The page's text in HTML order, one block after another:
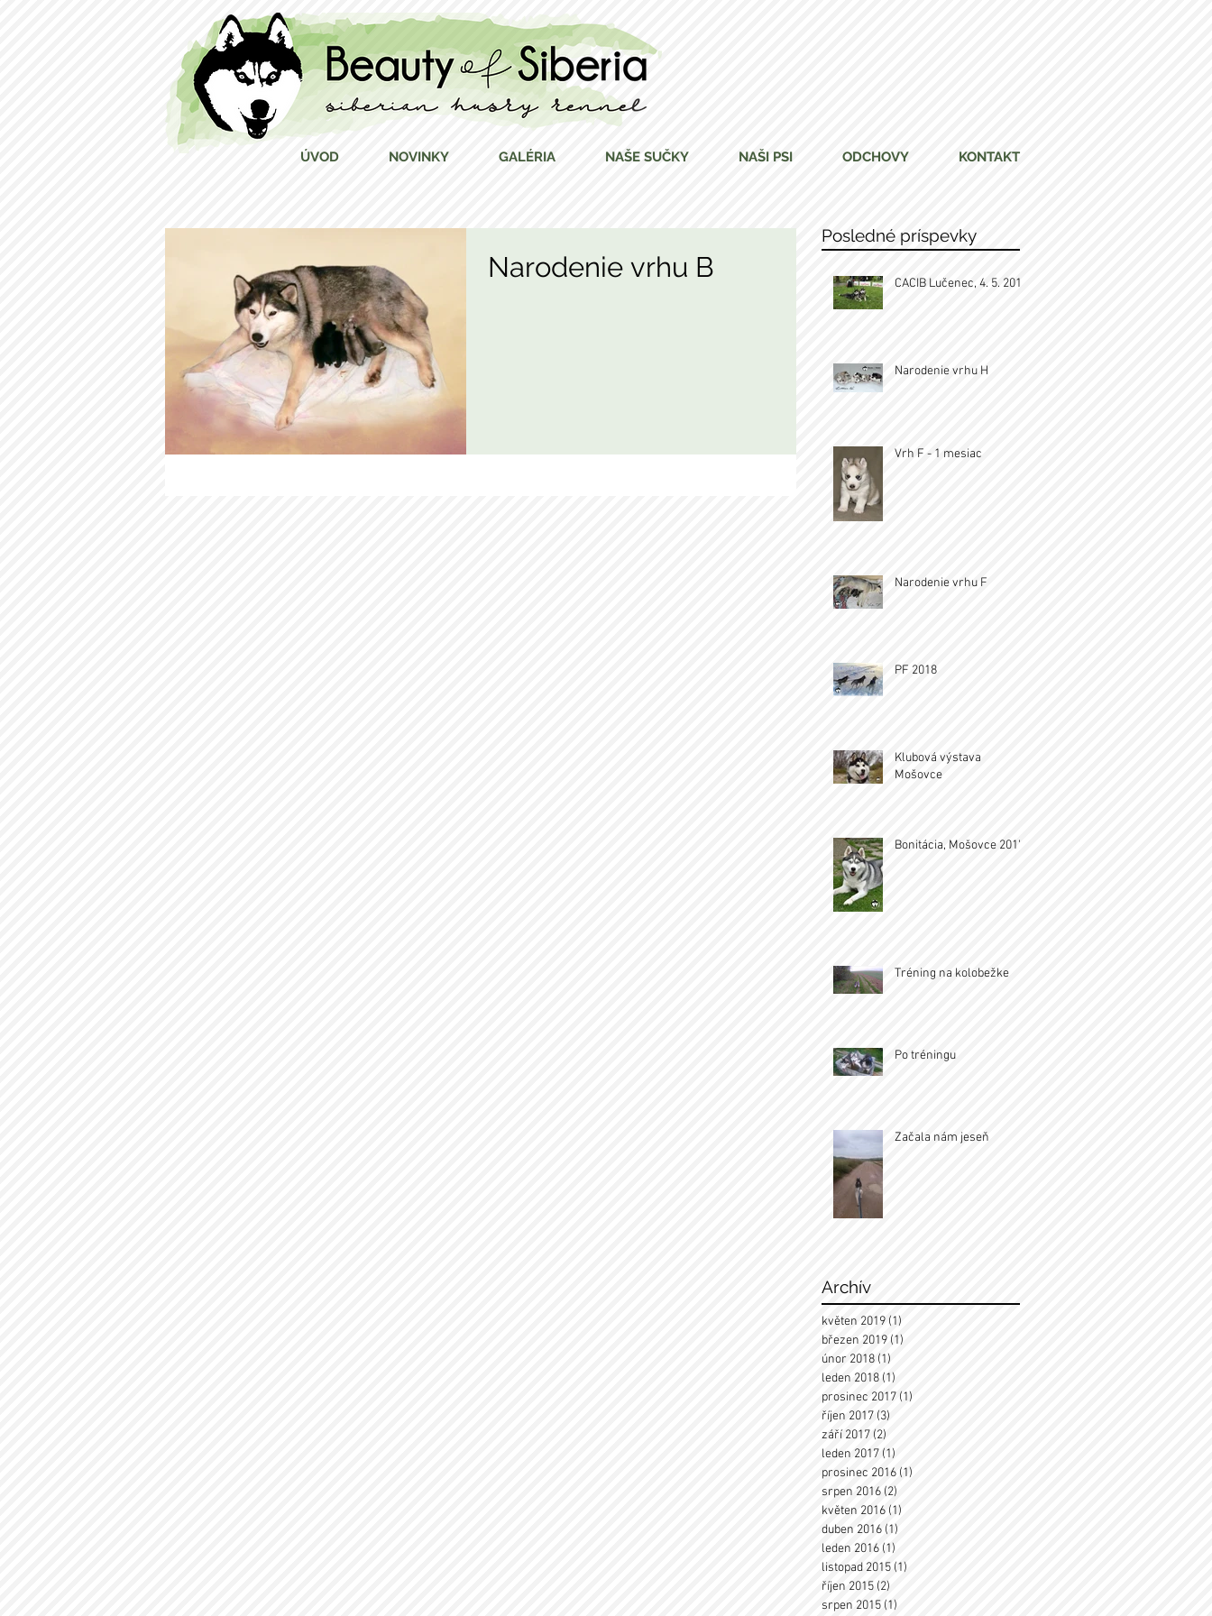
ÚVOD NOVINKY GALÉRIA NAŠE SUČKY NAŠI PSI ODCHOVY KONTAKT
Narodenie vrhu B
Posledné príspevky
CACIB Lučenec, 4. 5. 2019
Narodenie vrhu H
Vrh F - 1 mesiac
Narodenie vrhu F
PF 2018
Klubová výstava
Mošovce
Bonitácia, Mošovce 2017
Tréning na kolobežke
Po tréningu
Začala nám jeseň
Archív
květen 2019 (1)
březen 2019 (1)
únor 2018 (1)
leden 2018 (1)
prosinec 2017 (1)
říjen 2017 (3)
září 2017 (2)
leden 2017 (1)
prosinec 2016 (1)
srpen 2016 (2)
květen 2016 (1)
duben 2016 (1)
leden 2016 (1)
listopad 2015 (1)
říjen 2015 (2)
srpen 2015 (1)